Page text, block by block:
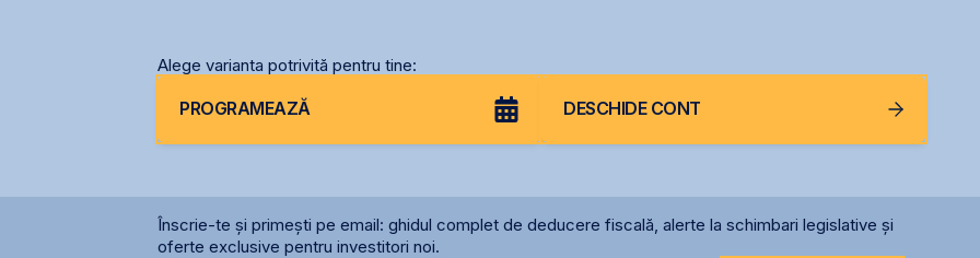
Alege varianta potrivită pentru tine:
PROGRAMEAZĂ DESCHIDE CONT
Înscrie-te și primești pe email: ghidul complet de deducere fiscală, alerte la schimbari legislative și
oferte exclusive pentru investitori noi.